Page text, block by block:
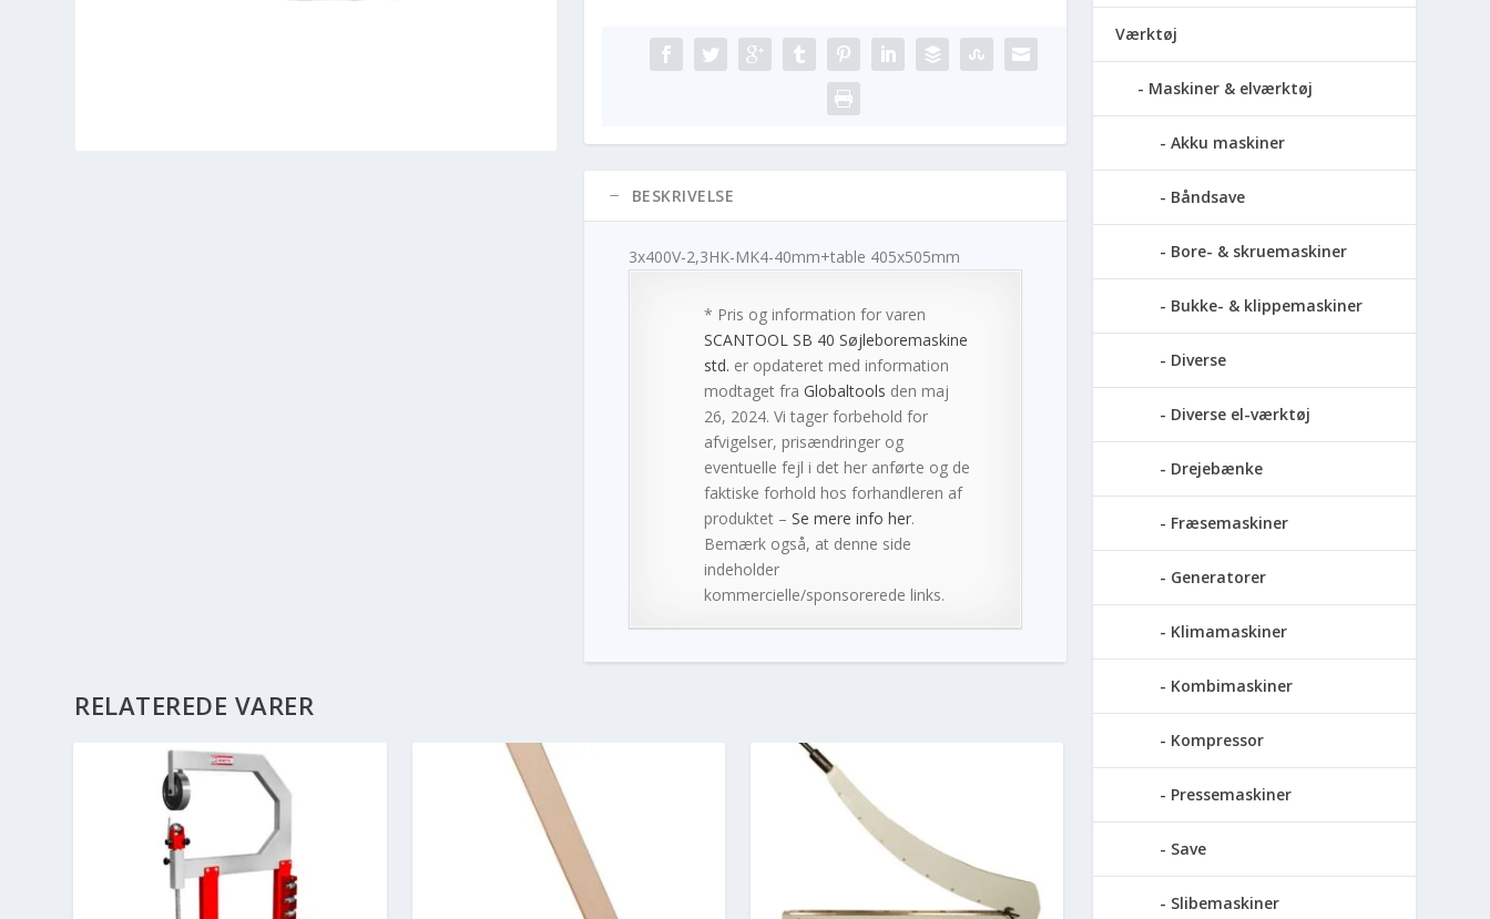
BESKRIVELSE
3x400V-2,3HK-MK4-40mm+table 405x505mm
* Pris og information for varen
SCANTOOL SB 40 Søjleboremaskine
std. er opdateret med information
modtaget fra Globaltools den maj
26, 2024. Vi tager forbehold for
afvigelser, prisændringer og
eventuelle fejl i det her anførte og de
faktiske forhold hos forhandleren af
produktet – Se mere info her.
Bemærk også, at denne side
indeholder
kommercielle/sponsorerede links.
RELATEREDE VARER
Værktøj
Maskiner & elværktøj
Akku maskiner
Båndsave
Bore- & skruemaskiner
Bukke- & klippemaskiner
Diverse
Diverse el-værktøj
Drejebænke
Fræsemaskiner
Generatorer
Klimamaskiner
Kombimaskiner
Kompressor
Pressemaskiner
Save
Slibemaskiner